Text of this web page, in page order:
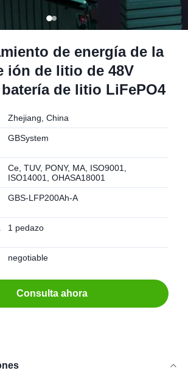
de energía de la
ión de litio de 48V
de litio LiFePO4
Zhejiang, China
GBSystem
Ce, TUV, PONY, MA, ISO9001,
ISO14001, OHASA18001
GBS-LFP200Ah-A
1 pedazo
negotiable
Consulta ahora